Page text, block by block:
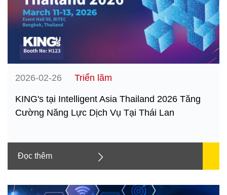
2026-02-26 Triển lãm
KING's tại Intelligent Asia Thailand 2026 Tăng
Cường Năng Lực Dịch Vụ Tại Thái Lan
Đọc thêm